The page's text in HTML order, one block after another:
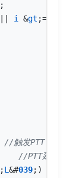
;
i &gt ;=
;L&#039;)